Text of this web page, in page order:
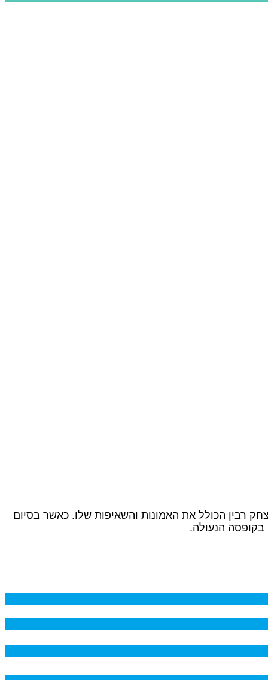
רבין הכולל את האמונות והשאיפות שלו. כאשר בסיום
הנעולה.